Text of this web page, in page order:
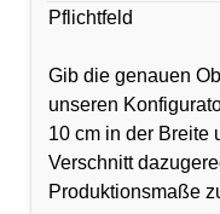
Pflichtfeld
Gib die genauen
unseren
10 cm in der Breite
Verschnitt
Produktionsmaße